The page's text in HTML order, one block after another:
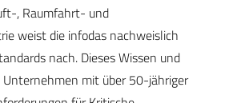
, Raumfahrt- und
weist die infodas nachweislich
nach. Dieses Wissen und
mit über 50-jähriger